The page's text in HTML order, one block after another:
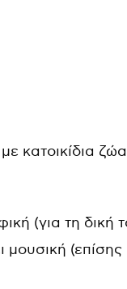
κατοικίδια
(για τη δική